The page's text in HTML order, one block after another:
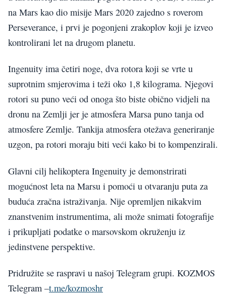
na Mars kao dio misije Mars 2020 zajedno s roverom
Perseverance, i prvi je pogonjeni zrakoplov koji je izveo
kontrolirani let na drugom planetu.
Ingenuity ima četiri noge, dva rotora koji se vrte u
suprotnim smjerovima i teži oko 1,8 kilograma. Njegovi
rotori su puno veći od onoga što biste obično vidjeli na
dronu na Zemlji jer je atmosfera Marsa puno tanja od
atmosfere Zemlje. Tankija atmosfera otežava generiranje
uzgon, pa rotori moraju biti veći kako bi to kompenzirali.
Glavni cilj helikoptera Ingenuity je demonstrirati
mogućnost leta na Marsu i pomoći u otvaranju puta za
buduća zračna istraživanja. Nije opremljen nikakvim
znanstvenim instrumentima, ali može snimati fotografije
i prikupljati podatke o marsovskom okruženju iz
jedinstvene perspektive.
Pridružite se raspravi u našoj Telegram grupi. KOZMOS
Telegram –t.me/kozmoshr